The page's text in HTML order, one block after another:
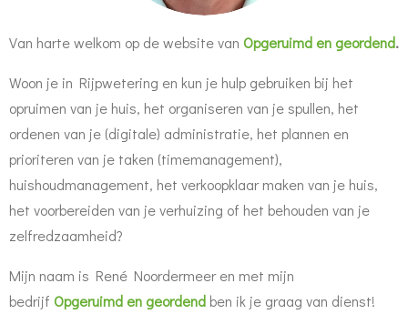
Van harte welkom op de website van Opgeruimd en geordend.
Woon je in Rijpwetering en kun je hulp gebruiken bij het
opruimen van je huis, het organiseren van je spullen, het
ordenen van je (digitale) administratie, het plannen en
prioriteren van je taken (timemanagement),
huishoudmanagement, het verkoopklaar maken van je huis,
het voorbereiden van je verhuizing of het behouden van je
zelfredzaamheid?
Mijn naam is René Noordermeer en met mijn
bedrijf Opgeruimd en geordend ben ik je graag van dienst!